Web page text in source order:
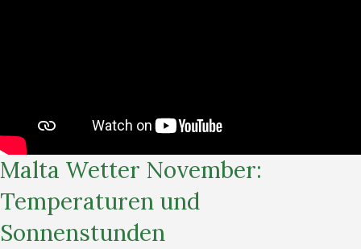
Malta Wetter November:
Temperaturen und
Sonnenstunden